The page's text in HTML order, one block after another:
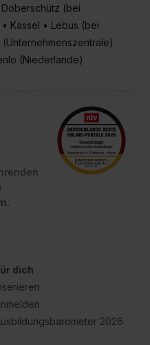
(bei
Kassel • Lebus (bei
(Niederlande)
dich
2026